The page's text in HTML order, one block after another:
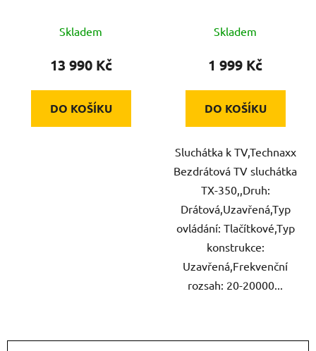
Skladem
13 990 Kč
DO KOŠÍKU
Skladem
1 999 Kč
DO KOŠÍKU
Sluchátka k TV,Technaxx
Bezdrátová TV sluchátka
TX-350,,Druh:
Drátová,Uzavřená,Typ
ovládání: Tlačítkové,Typ
konstrukce:
Uzavřená,Frekvenční
rozsah: 20-20000...